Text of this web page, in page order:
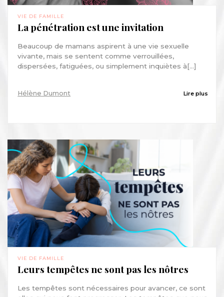
VIE DE FAMILLE
La pénétration est une invitation
Beaucoup de mamans aspirent à une vie sexuelle
vivante, mais se sentent comme verrouillées,
dispersées, fatiguées, ou simplement inquiètes à[...]
Hélène Dumont Lire plus
VIE DE FAMILLE
Leurs tempêtes ne sont pas les nôtres
Les tempêtes sont nécessaires pour avancer, ce sont